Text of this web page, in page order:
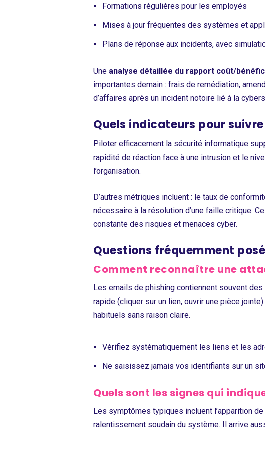
Formations régulières pour les employés
Mises à jour fréquentes des systèmes et
Plans de réponse aux incidents, avec
Une analyse détaillée du rapport coût/
importantes demain : frais de remédiation,
d’affaires après un incident notoire lié à la
Quels indicateurs pour
Piloter efficacement la sécurité informatique
rapidité de réaction face à une intrusion et le
l’organisation.
D’autres métriques incluent : le taux de
nécessaire à la résolution d’une faille critique.
constante des risques et menaces cyber.
Questions fréquemment
Comment reconnaître une
Les emails de phishing contiennent souvent
rapide (cliquer sur un lien, ouvrir une pièce
habituels sans raison claire.
Vérifiez systématiquement les liens et les
Ne saisissez jamais vos identifiants sur un
Quels sont les signes qui
Les symptômes typiques incluent l’apparition
ralentissement soudain du système. Il arrive